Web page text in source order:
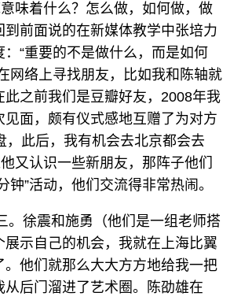
意味着什么？怎么做，如何做，做
到前面说的在新媒体教学中张培力
“重要的不是做什么，而是如何
网络上寻找朋友，比如我和陈轴就
此之前我们是豆瓣好友，2008年我
见面，颇有仪式感地互赠了为对方
，此后，我有机会去北京都会去
又认识一些新朋友，那阵子他们
钟”活动，他们交流得非常热闹。
。徐震和施勇（他们是一组老师搭
展示自己的机会，我就在上海比翼
。他们就那么大大方方地给我一把
从后门溜进了艺术圈。陈劭雄在